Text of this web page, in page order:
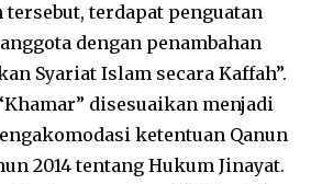
tersebut, terdapat penguatan
dengan penambahan
Syariat Islam secara Kaffah”.
disesuaikan menjadi
ketentuan Qanun
2014tentang Hukum Jinayat.